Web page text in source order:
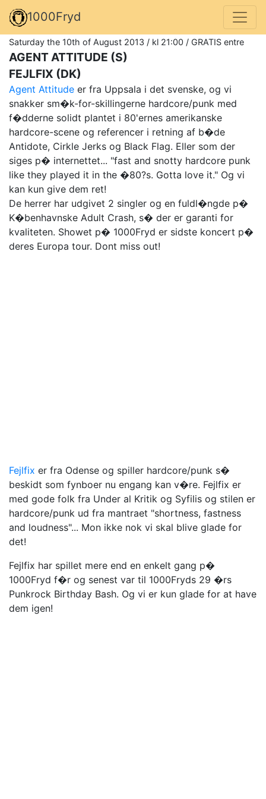
1000Fryd
Saturday the 10th of August 2013 / kl 21:00 / GRATIS entre
AGENT ATTITUDE (S)
FEJLFIX (DK)
Agent Attitude er fra Uppsala i det svenske, og vi
snakker sm�k-for-skillingerne hardcore/punk med
f�dderne solidt plantet i 80'ernes amerikanske
hardcore-scene og referencer i retning af b�de
Antidote, Cirkle Jerks og Black Flag. Eller som der
siges p� internettet... "fast and snotty hardcore punk
like they played it in the �80?s. Gotta love it." Og vi
kan kun give dem ret!
De herrer har udgivet 2 singler og en fuldl�ngde p�
K�benhavnske Adult Crash, s� der er garanti for
kvaliteten. Showet p� 1000Fryd er sidste koncert p�
deres Europa tour. Dont miss out!
Fejlfix er fra Odense og spiller hardcore/punk s�
beskidt som fynboer nu engang kan v�re. Fejlfix er
med gode folk fra Under al Kritik og Syfilis og stilen er
hardcore/punk ud fra mantraet "shortness, fastness
and loudness"... Mon ikke nok vi skal blive glade for
det!
Fejlfix har spillet mere end en enkelt gang p�
1000Fryd f�r og senest var til 1000Fryds 29 �rs
Punkrock Birthday Bash. Og vi er kun glade for at have
dem igen!